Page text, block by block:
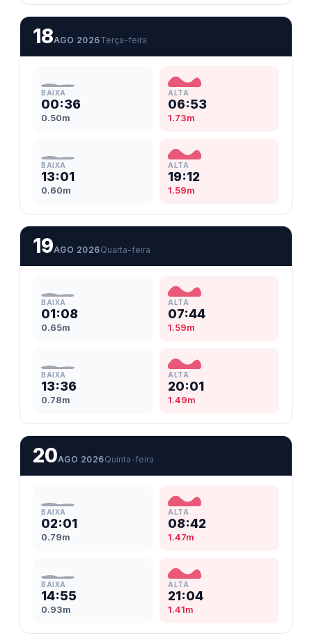
18AGO 2026Terça-feira
BAIXA
00:36
0.50m
ALTA
06:53
1.73m
BAIXA
13:01
0.60m
ALTA
19:12
1.59m
19AGO 2026Quarta-feira
BAIXA
01:08
0.65m
ALTA
07:44
1.59m
BAIXA
13:36
0.78m
ALTA
20:01
1.49m
20AGO 2026Quinta-feira
BAIXA
02:01
0.79m
ALTA
08:42
1.47m
BAIXA
14:55
0.93m
ALTA
21:04
1.41m